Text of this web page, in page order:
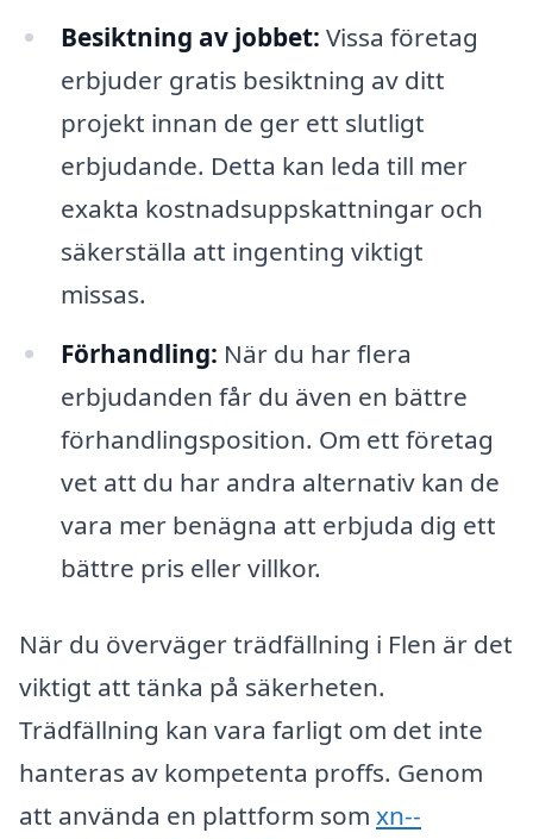
Besiktning av jobbet: Vissa företag
erbjuder gratis besiktning av ditt
projekt innan de ger ett slutligt
erbjudande. Detta kan leda till mer
exakta kostnadsuppskattningar och
säkerställa att ingenting viktigt
missas.
Förhandling: När du har flera
erbjudanden får du även en bättre
förhandlingsposition. Om ett företag
vet att du har andra alternativ kan de
vara mer benägna att erbjuda dig ett
bättre pris eller villkor.
När du överväger trädfällning i Flen är det
viktigt att tänka på säkerheten.
Trädfällning kan vara farligt om det inte
hanteras av kompetenta proffs. Genom
att använda en plattform som xn--